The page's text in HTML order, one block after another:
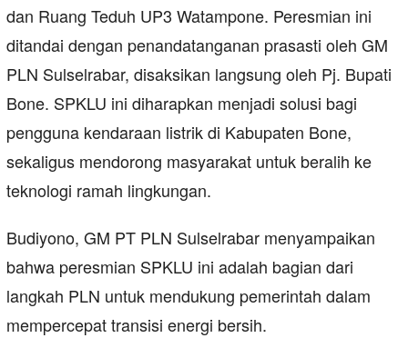
dan Ruang Teduh UP3 Watampone. Peresmian ini
ditandai dengan penandatanganan prasasti oleh GM
PLN Sulselrabar, disaksikan langsung oleh Pj. Bupati
Bone. SPKLU ini diharapkan menjadi solusi bagi
pengguna kendaraan listrik di Kabupaten Bone,
sekaligus mendorong masyarakat untuk beralih ke
teknologi ramah lingkungan.
Budiyono, GM PT PLN Sulselrabar menyampaikan
bahwa peresmian SPKLU ini adalah bagian dari
langkah PLN untuk mendukung pemerintah dalam
mempercepat transisi energi bersih.